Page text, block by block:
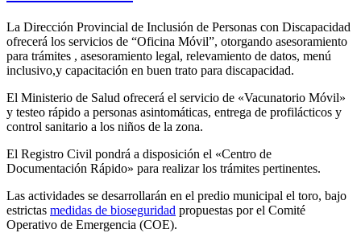
La Dirección Provincial de Inclusión de Personas con Discapacidad
ofrecerá los servicios de “Oficina Móvil”, otorgando asesoramiento
para trámites , asesoramiento legal, relevamiento de datos, menú
inclusivo,y capacitación en buen trato para discapacidad.
El Ministerio de Salud ofrecerá el servicio de «Vacunatorio Móvil»
y testeo rápido a personas asintomáticas, entrega de profilácticos y
control sanitario a los niños de la zona.
El Registro Civil pondrá a disposición el «Centro de
Documentación Rápido» para realizar los trámites pertinentes.
Las actividades se desarrollarán en el predio municipal el toro, bajo
estrictas medidas de bioseguridad propuestas por el Comité
Operativo de Emergencia (COE).